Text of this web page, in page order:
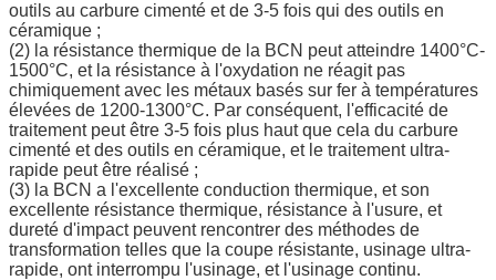
outils au carbure cimenté et de 3-5 fois qui des outils en
céramique ;
(2) la résistance thermique de la BCN peut atteindre 1400°C-
1500°C, et la résistance à l'oxydation ne réagit pas
chimiquement avec les métaux basés sur fer à températures
élevées de 1200-1300°C. Par conséquent, l'efficacité de
traitement peut être 3-5 fois plus haut que cela du carbure
cimenté et des outils en céramique, et le traitement ultra-
rapide peut être réalisé ;
(3) la BCN a l'excellente conduction thermique, et son
excellente résistance thermique, résistance à l'usure, et
dureté d'impact peuvent rencontrer des méthodes de
transformation telles que la coupe résistante, usinage ultra-
rapide, ont interrompu l'usinage, et l'usinage continu.